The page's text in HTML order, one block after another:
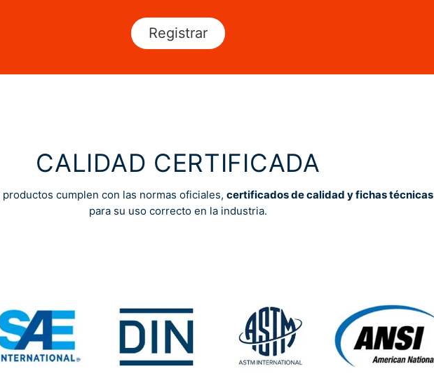
Registrar
CALIDAD CERTIFICADA
cumplen con las normas oficiales,certificados de calidad y fichas técnicas
para su uso correcto en la industria.